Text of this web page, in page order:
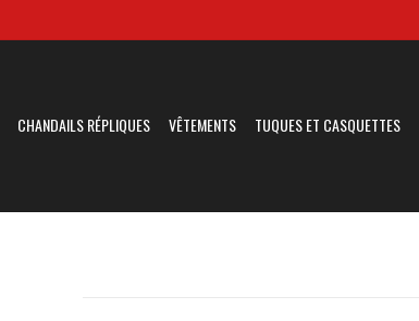
CHANDAILS RÉPLIQUES VÊTEMENTS TUQUES ET CASQUETTES